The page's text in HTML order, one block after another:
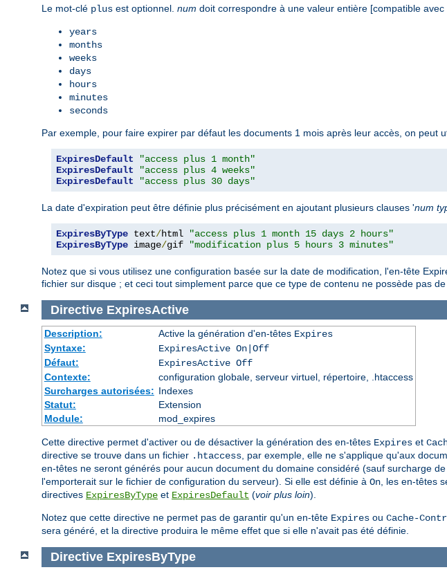
Le mot-clé plus est optionnel. num doit correspondre à une valeur entière [compatible avec
years
months
weeks
days
hours
minutes
seconds
Par exemple, pour faire expirer par défaut les documents 1 mois après leur accès, on peut
ExpiresDefault
"access plus 1 month"
ExpiresDefault
"access plus 4 weeks"
ExpiresDefault
"access plus 30 days"
La date d'expiration peut être définie plus précisément en ajoutant plusieurs clauses 'num
ExpiresByType text/html
"access plus 1 month 15 days 2 hours"
ExpiresByType image/gif "modification plus 5 hours 3 minutes"
Notez que si vous utilisez une configuration basée sur la date de modification, l'en-tête
fichier sur disque ; et ceci tout simplement parce que ce type de contenu ne possède pas de
Directive ExpiresActive
Description: Active la génération d'en-têtes Expires
Syntaxe:
ExpiresActive On|Off
Défaut:
ExpiresActive Off
Contexte:
configuration globale, serveur virtuel, répertoire, .htaccess
Surcharges autorisées: Indexes
Statut:
Extension
Module:
mod_expires
Cette directive permet d'activer ou de désactiver la génération des en-têtes Expires et
directive se trouve dans un fichier .htaccess, par exemple, elle ne s'applique qu'aux
en-têtes ne seront générés pour aucun document du domaine considéré (sauf surcharge
l'emporterait sur le fichier de configuration du serveur). Si elle est définie à On, les en-têtes
directives ExpiresByType et ExpiresDefault (voir plus loin).
Notez que cette directive ne permet pas de garantir qu'un en-tête Expires ou Cache-
sera généré, et la directive produira le même effet que si elle n'avait pas été définie.
Directive ExpiresByType